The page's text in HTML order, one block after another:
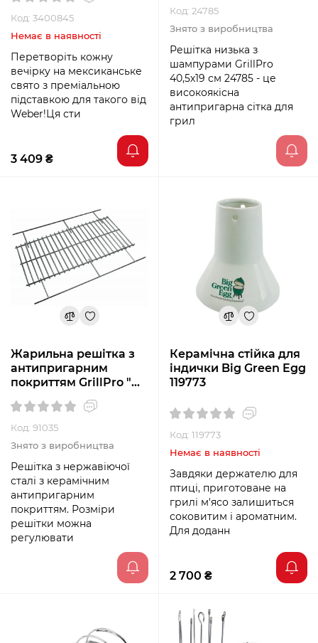
Код: 3400845
Немає в наявності
Перетворіть кожну
вечірку на мексиканське
свято з преміальною
підставкою для такого від
Weber!Ця сти
3 409 ₴
Код: 24785
Знято з виробництва
Решітка низька з
шампурами GrillPro
40,5х19 см 24785 - це
високоякісна
антипригарна сітка для
грил
Жарильна решітка з
антипригарним
покриттям GrillPro "M"
Код: 91035
Знято з виробництва
Решітка з нержавіючої
сталі з керамічним
антипригарним
покриттям. Розміри
решітки можна
регулювати
Керамічна стійка для
індички Big Green Egg
119773
Код: 119773
Немає в наявності
Завдяки держателю для
птиці, приготоване на
грилі м'ясо залишиться
соковитим і ароматним.
Для доданн
2 700 ₴